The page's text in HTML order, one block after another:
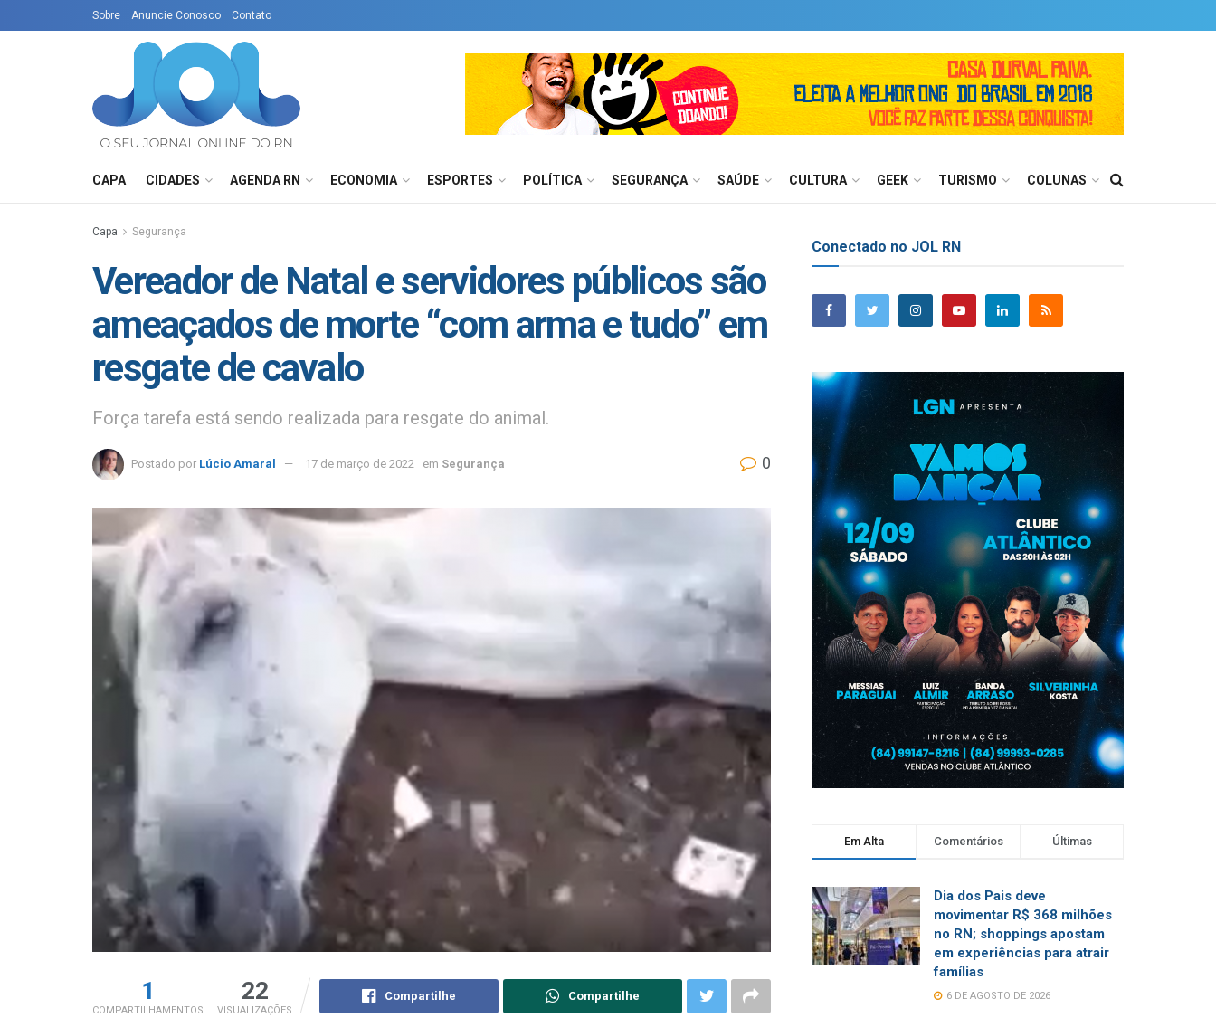
Sobre Anuncie Conosco Contato
CAPA CIDADES AGENDA RN ECONOMIA ESPORTES POLÍTICA SEGURANÇA SAÚDE CULTURA GEEK TURISMO COLUNAS
Capa Segurança
Vereador de Natal e servidores públicos são
ameaçados de morte “com arma e tudo” em
resgate de cavalo
Força tarefa está sendo realizada para resgate do animal.
Postado por Lúcio Amaral 17 de março de 2022 em Segurança 0
1
COMPARTILHAMENTOS
22
VISUALIZAÇÕES
Compartilhe Compartilhe
Conectado no JOL RN
Em Alta Comentários Últimas
Dia dos Pais deve
movimentar R$ 368 milhões
no RN; shoppings apostam
em experiências para atrair
famílias
6 DE AGOSTO DE 2026